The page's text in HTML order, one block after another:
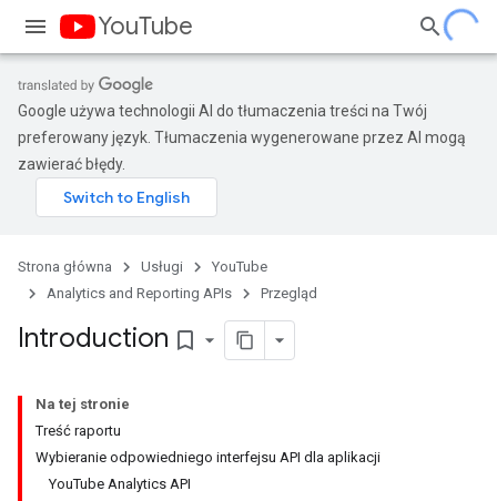
YouTube
Google używa technologii AI do tłumaczenia treści na Twój
preferowany język. Tłumaczenia wygenerowane przez AI mogą
zawierać błędy.
Strona główna Usługi
YouTube
Analytics and Reporting APIs
Przegląd
Introduction bookmark_border
Na tej stronie
Treść raportu
Wybieranie odpowiedniego interfejsu API dla aplikacji
YouTube Analytics API